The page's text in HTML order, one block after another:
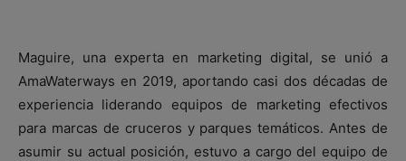
Maguire, una experta en marketing digital, se unió a
AmaWaterways en 2019, aportando casi dos décadas de
experiencia liderando equipos de marketing efectivos
para marcas de cruceros y parques temáticos. Antes de
asumir su actual posición, estuvo a cargo del equipo de